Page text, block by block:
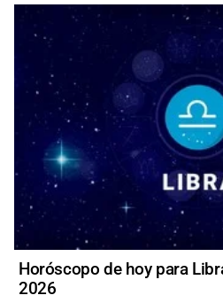
Horóscopo de hoy para
2026